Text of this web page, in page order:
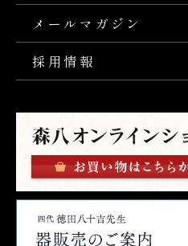
メールマガジン
採用情報